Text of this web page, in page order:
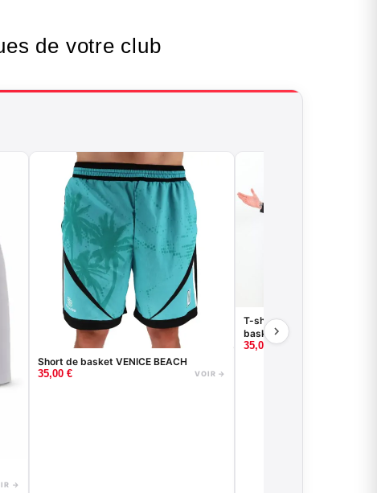
de votre club
→
Short de basket VENICE BEACH
35,00 € VOIR →
T-shirt compression à
basketball - Good Game -
35,00€